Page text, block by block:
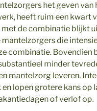
het geven van
heeft ruim een kwart
de combinatie blijkt
mantelzorgers die
combinatie. Bovendien
minder
mantelzorg leveren.
lopen grotere kans op
of verlof op.